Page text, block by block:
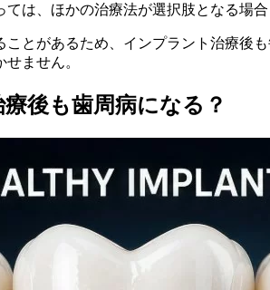
は、ほかの治療法が選択肢となる場合
ことがあるため、インプラント治療後
ません。
後も歯周病になる？